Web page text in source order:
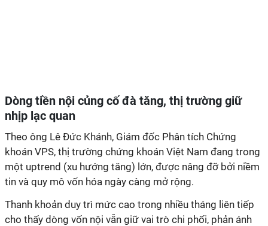
Dòng tiền nội củng cố đà tăng, thị trường giữ
nhịp lạc quan
Theo ông Lê Đức Khánh, Giám đốc Phân tích Chứng
khoán VPS, thị trường chứng khoán Việt Nam đang trong
một uptrend (xu hướng tăng) lớn, được nâng đỡ bởi niềm
tin và quy mô vốn hóa ngày càng mở rộng.
Thanh khoản duy trì mức cao trong nhiều tháng liên tiếp
cho thấy dòng vốn nội vẫn giữ vai trò chi phối, phản ánh